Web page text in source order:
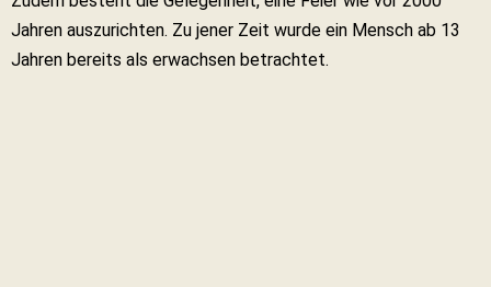
Jahren auszurichten. Zu jener Zeit wurde ein Mensch ab 13
Jahren bereits als erwachsen betrachtet.